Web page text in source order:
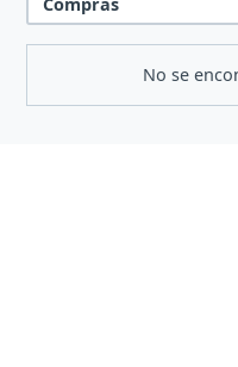
No se